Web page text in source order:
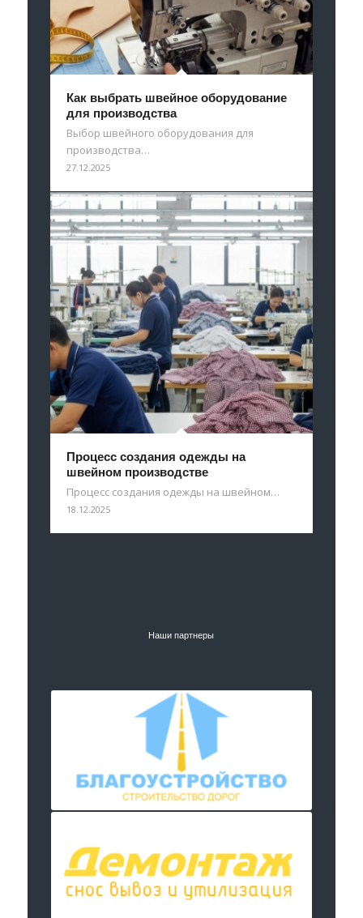
Как выбрать швейное оборудование
для производства
Выбор швейного оборудования для
производства…
27.12.2025
Процесс создания одежды на
швейном производстве
Процесс создания одежды на швейном…
18.12.2025
Наши партнеры